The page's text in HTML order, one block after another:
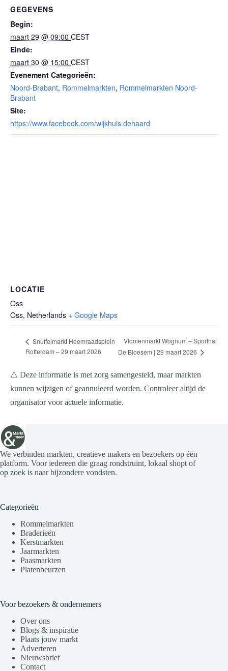
GEGEVENS
Begin:
maart 29 @ 09:00 CEST
Einde:
maart 30 @ 15:00 CEST
Evenement Categorieën:
Noord-Brabant, Rommelmarkten, Rommelmarkten Noord-
Brabant
Site:
https://www.facebook.com/wijkhuis.dehaard
LOCATIE
Oss
Oss, Netherlands + Google Maps
Snuffelmarkt Heemraadsplein
Rotterdam – 29 maart 2026
Vlooienmarkt Wognum – Sporthal
De Bloesem | 29 maart 2026
⚠️ Deze informatie is met zorg samengesteld, maar markten
kunnen wijzigen of geannuleerd worden. Controleer altijd de
organisator voor actuele informatie.
We verbinden markten, creatieve makers en bezoekers op één
platform. Voor iedereen die graag rondstruint, lokaal shopt of
op zoek is naar bijzondere vondsten.
Categorieën
Rommelmarkten
Braderieën
Kerstmarkten
Jaarmarkten
Paasmarkten
Platenbeurzen
Voor bezoekers & ondernemers
Over ons
Blogs & inspiratie
Plaats jouw markt
Adverteren
Nieuwsbrief
Contact